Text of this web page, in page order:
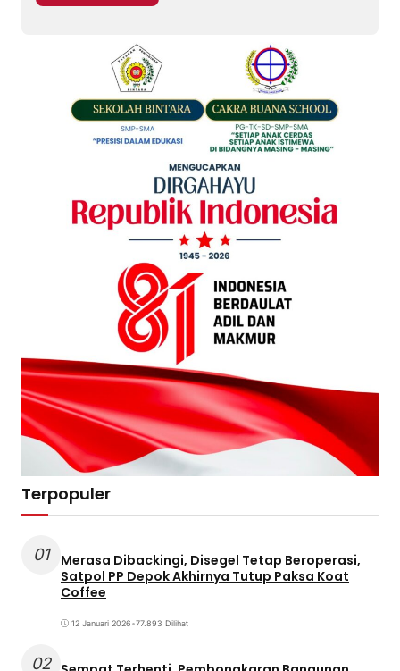
Terpopuler
01
Merasa Dibackingi, Disegel Tetap Beroperasi,
Satpol PP Depok Akhirnya Tutup Paksa Koat
Coffee
12 Januari 2026•77.893 Dilihat
02